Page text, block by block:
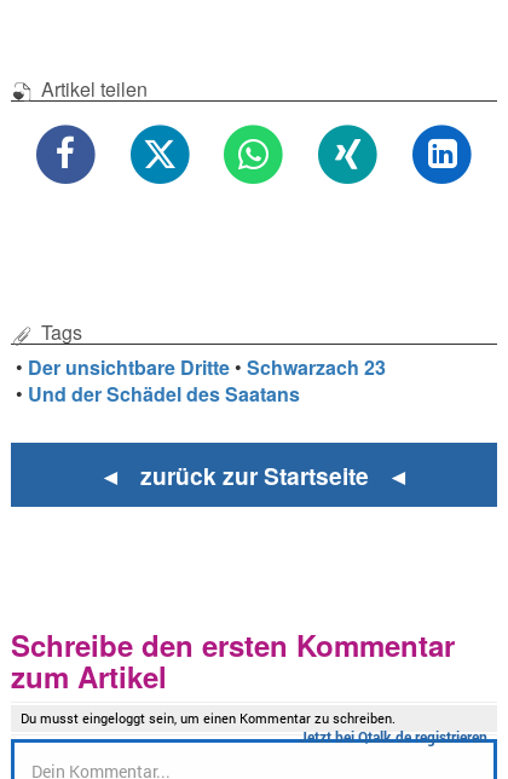
Artikel teilen
Tags
• Der unsichtbare Dritte •Schwarzach 23
• Und der Schädel des Saatans
◄ zurück zur Startseite ◄
Schreibe den ersten Kommentar
zum Artikel